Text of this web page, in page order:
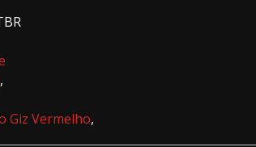
,
Giz Vermelho,